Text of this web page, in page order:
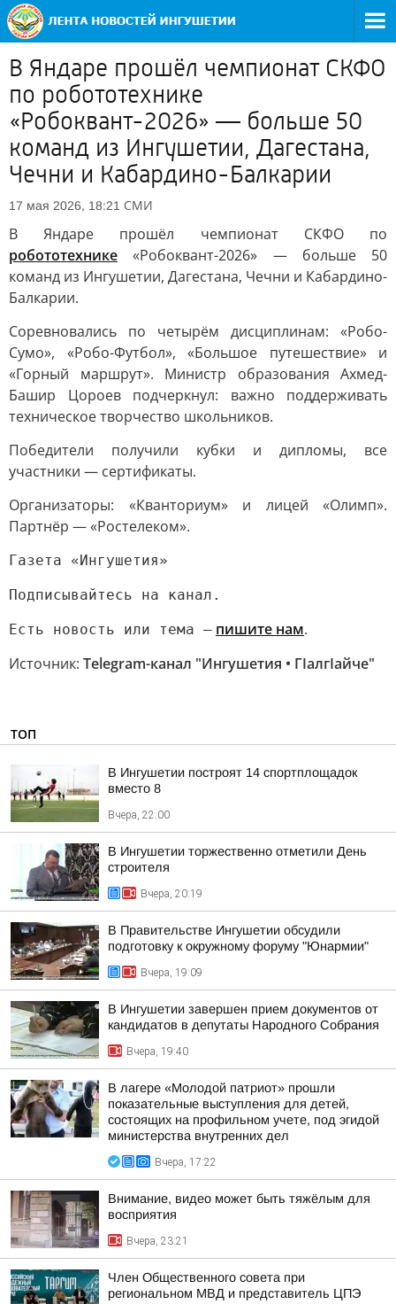
В Яндаре прошёл чемпионат СКФО
по робототехнике
«Робоквант-2026» — больше 50
команд из Ингушетии, Дагестана,
Чечни и Кабардино-Балкарии
17 мая 2026, 18:21 СМИ
В Яндаре прошёл чемпионат СКФО по
робототехнике «Робоквант-2026» — больше 50
команд из Ингушетии, Дагестана, Чечни и Кабардино-
Балкарии.
Соревновались по четырём дисциплинам: «Робо-
Сумо», «Робо-Футбол», «Большое путешествие» и
«Горный маршрут». Министр образования Ахмед-
Башир Цороев подчеркнул: важно поддерживать
техническое творчество школьников.
Победители получили кубки и дипломы, все
участники — сертификаты.
Организаторы: «Кванториум» и лицей «Олимп».
Партнёр — «Ростелеком».
Газета «Ингушетия»
Подписывайтесь на канал.
Есть новость или тема — пишите нам.
Источник: Telegram-канал "Ингушетия • ГIалгIайче"
ТОП
В Ингушетии построят 14 спортплощадок
вместо 8
Вчера, 22:00
В Ингушетии торжественно отметили День
строителя
Вчера, 20:19
В Правительстве Ингушетии обсудили
подготовку к окружному форуму "Юнармии"
Вчера, 19:09
В Ингушетии завершен прием документов от
кандидатов в депутаты Народного Собрания
Вчера, 19:40
В лагере «Молодой патриот» прошли
показательные выступления для детей,
состоящих на профильном учете, под эгидой
министерства внутренних дел
Вчера, 17:22
Внимание, видео может быть тяжёлым для
восприятия
Вчера, 23:21
Член Общественного совета при
региональном МВД и представитель ЦПЭ